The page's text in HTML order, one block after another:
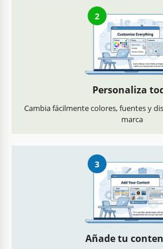
2
Personaliza
Cambia fácilmente colores, fuentes y
marca
3
Añade tu